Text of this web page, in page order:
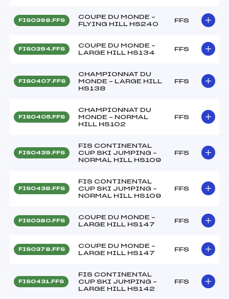
FIS0398.FFS
COUPE DU MONDE –
FLYING HILL HS240
FFS
FIS0394.FFS
COUPE DU MONDE –
LARGE HILL HS134
FFS
FIS0407.FFS
CHAMPIONNAT DU
MONDE – LARGE HILL
HS138
FFS
FIS0405.FFS
CHAMPIONNAT DU
MONDE – NORMAL
HILL HS102
FFS
FIS0439.FFS
FIS CONTINENTAL
CUP SKI JUMPING –
NORMAL HILL HS109
FFS
FIS0438.FFS
FIS CONTINENTAL
CUP SKI JUMPING –
NORMAL HILL HS109
FFS
FIS0380.FFS
COUPE DU MONDE –
LARGE HILL HS147
FFS
FIS0378.FFS
COUPE DU MONDE –
LARGE HILL HS147
FFS
FIS0431.FFS
FIS CONTINENTAL
CUP SKI JUMPING –
LARGE HILL HS142
FFS